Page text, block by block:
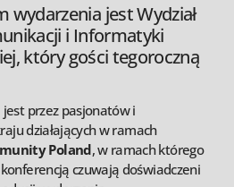
wydarzenia jest Wydział
i Informatyki
który gości tegoroczną
przez pasjonatów i
działających w ramach
Poland, w ramach którego
czuwają doświadczeni